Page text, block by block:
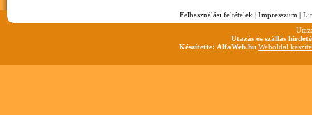
Felhasználási feltételek | Impresszum |
Utazás és szállás
Készítette: AlfaWeb.hu Weboldal